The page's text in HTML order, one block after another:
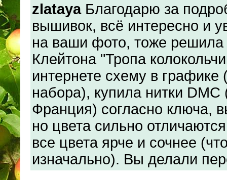
zlatayaБлагодарю за
вышивок, всё интересно и
на ваши фото, тоже решила
Клейтона "Тропа
интернете схему в графике
набора), купила нитки DMC
Франция) согласно ключа,
но цвета сильно
все цвета ярче и сочнее
изначально). Вы делали